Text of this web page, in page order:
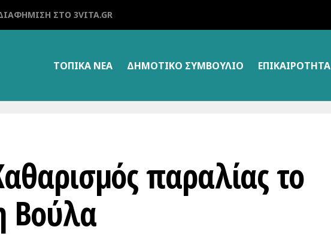
ΣΤΟ 3VITA.GR
ΤΟΠΙΚΑ ΝΕΑ ΔΗΜΟΤΙΚΌ ΣΥΜΒΟΎΛΙΟ ΕΠΙΚΑΙΡΌΤΗΤΑ
παραλίας το
Βούλα